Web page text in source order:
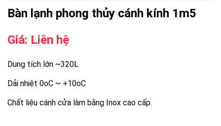
Bàn lạnh phong thủy cánh kính 1m5
Giá: Liên hệ
Dung tích lớn ~320L
Dải nhiệt 0oC ~ +10oC
Chất liệu cánh cửa làm bằng Inox cao cấp.